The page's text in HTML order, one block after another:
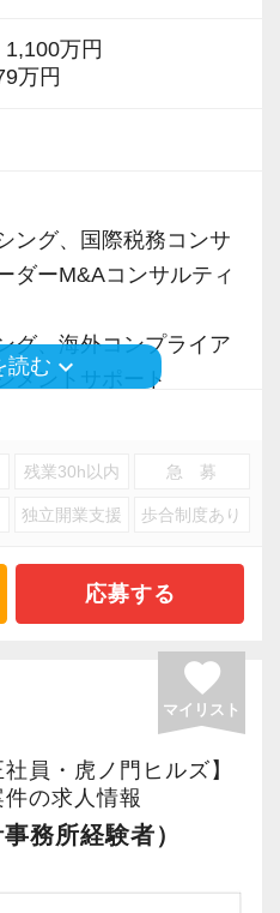
1,100万円
万円
ング、国際税務コンサ
ダーM&Aコンサルティ
グ、海外コンプライア
メントサポート
読む keyboard_arrow_down
残業30h以内 急 募
独立開業支援 歩合制度あり
応募する
favorite
マイリスト
員・虎ノ門ヒルズ】
の求人情報
務所経験者）